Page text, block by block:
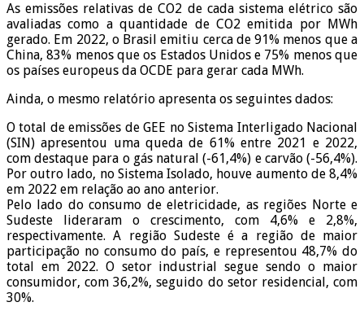
As emissões relativas de CO2 de cada sistema elétrico são
avaliadas como a quantidade de CO2 emitida por MWh
gerado. Em 2022, o Brasil emitiu cerca de 91% menos que a
China, 83% menos que os Estados Unidos e 75% menos que
os países europeus da OCDE para gerar cada MWh.
Ainda, o mesmo relatório apresenta os seguintes dados:
O total de emissões de GEE no Sistema Interligado Nacional
(SIN) apresentou uma queda de 61% entre 2021 e 2022,
com destaque para o gás natural (-61,4%) e carvão (-56,4%).
Por outro lado, no Sistema Isolado, houve aumento de 8,4%
em 2022 em relação ao ano anterior.
Pelo lado do consumo de eletricidade, as regiões Norte e
Sudeste lideraram o crescimento, com 4,6% e 2,8%,
respectivamente. A região Sudeste é a região de maior
participação no consumo do país, e representou 48,7% do
total em 2022. O setor industrial segue sendo o maior
consumidor, com 36,2%, seguido do setor residencial, com
30%.